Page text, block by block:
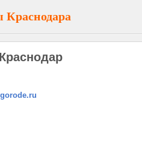
Краснодара